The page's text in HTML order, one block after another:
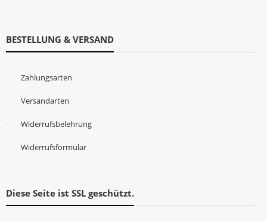
BESTELLUNG & VERSAND
Zahlungsarten
Versandarten
Widerrufsbelehrung
Widerrufsformular
Diese Seite ist SSL geschützt.